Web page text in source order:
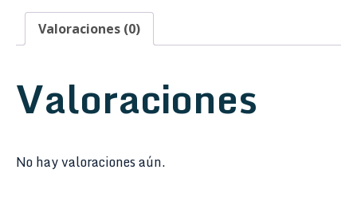
Valoraciones (0)
Valoraciones
No hay valoraciones aún.